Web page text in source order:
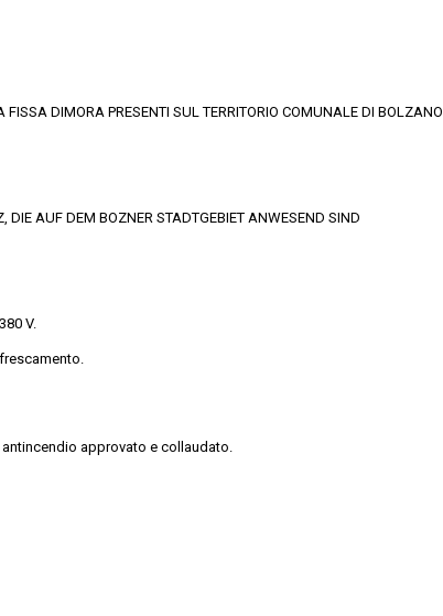
DIMORA PRESENTI SUL TERRITORIO COMUNALE DI BOLZANO
DIE AUF DEM BOZNER STADTGEBIET ANWESEND SIND
V.
approvato e collaudato.